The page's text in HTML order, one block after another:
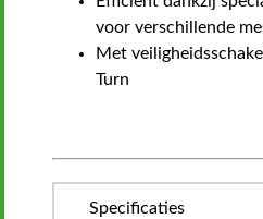
voor verschillende
Met
Turn